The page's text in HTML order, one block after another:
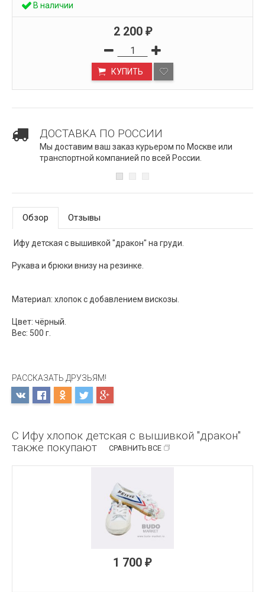
В наличии
2 200 ₽
КУПИТЬ
ДОСТАВКА ПО РОССИИ
Мы доставим ваш заказ курьером по Москве или
транспортной компанией по всей России.
Обзор Отзывы
Ифу детская с вышивкой "дракон" на груди.
Рукава и брюки внизу на резинке.
Материал: хлопок с добавлением вискозы.
Цвет: чёрный.
Вес: 500 г.
РАССКАЗАТЬ ДРУЗЬЯМ!
С Ифу хлопок детская с вышивкой "дракон"
также покупают
СРАВНИТЬ ВСЕ
1 700 ₽